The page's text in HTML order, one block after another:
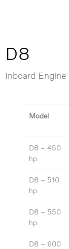
D8
Inboard Engine
Model
D8 – 450
hp
D8 – 510
hp
D8 – 550
hp
D8 – 600